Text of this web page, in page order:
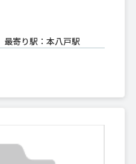
最寄り駅：本八戸駅